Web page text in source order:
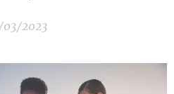
03/2023